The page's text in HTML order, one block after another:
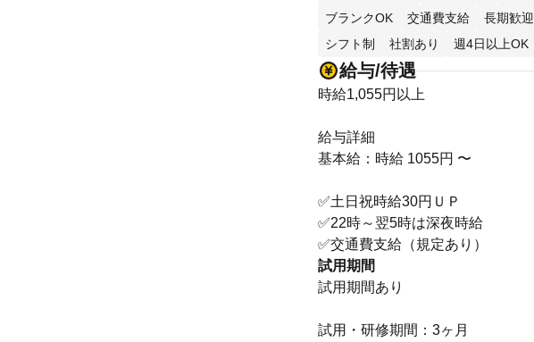
ブランクOK
交通費支給 長期歓迎
シフト制
社割あり 週4日以上OK
給与/待遇
時給1,055円以上
給与詳細
基本給：時給 1055円 〜
✅土日祝時給30円ＵＰ
✅22時～翌5時は深夜時給
✅交通費支給（規定あり）
試用期間
試用期間あり
試用・研修期間：3ヶ月